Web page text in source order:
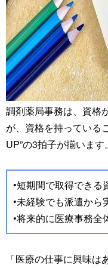
調剤薬局事務は、資格
が、資格を持っている
UP”の3拍子が揃います。
•短期間で取得できる
•未経験でも派遣から
•将来的に医療事務全
「医療の仕事に興味